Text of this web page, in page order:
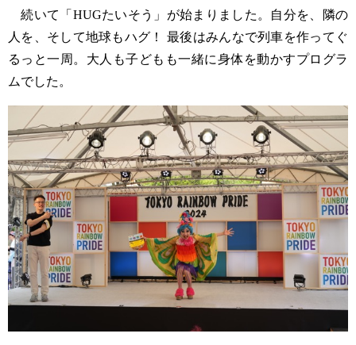
続いて「HUGたいそう」が始まりました。自分を、隣の
人を、そして地球もハグ！ 最後はみんなで列車を作ってぐ
るっと一周。大人も子どもも一緒に身体を動かすプログラ
ムでした。